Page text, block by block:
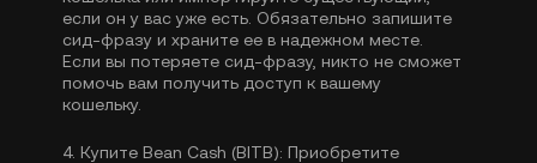
если он у вас уже есть. Обязательно запишите
сид-фразу и храните ее в надежном месте.
Если вы потеряете сид-фразу, никто не сможет
помочь вам получить доступ к вашему
кошельку.
4. Купите Bean Cash (BITB): Приобретите